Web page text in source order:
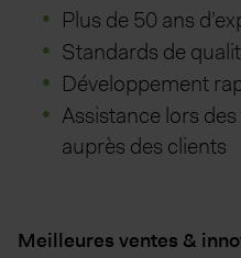
Plus de 50 ans
Standards de
Développement
Assistance lors
auprès des clients
Meilleures ventes &